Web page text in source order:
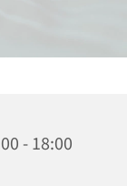
- 18:00